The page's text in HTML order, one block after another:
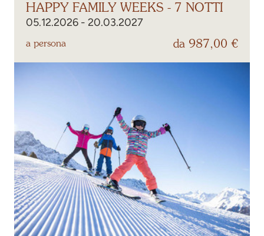
HAPPY FAMILY WEEKS - 7 NOTTI
05.12.2026 - 20.03.2027
a persona da 987,00 €